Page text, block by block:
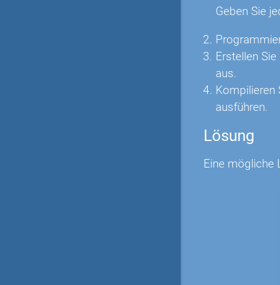
Geben Sie
Erstellen
aus.
Kompilieren
ausführen.
Lösung
Eine mögliche